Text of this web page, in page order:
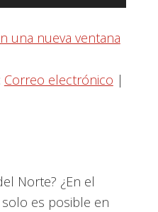
una nueva ventana
Correo electrónico |
Norte? ¿En el
es posible en